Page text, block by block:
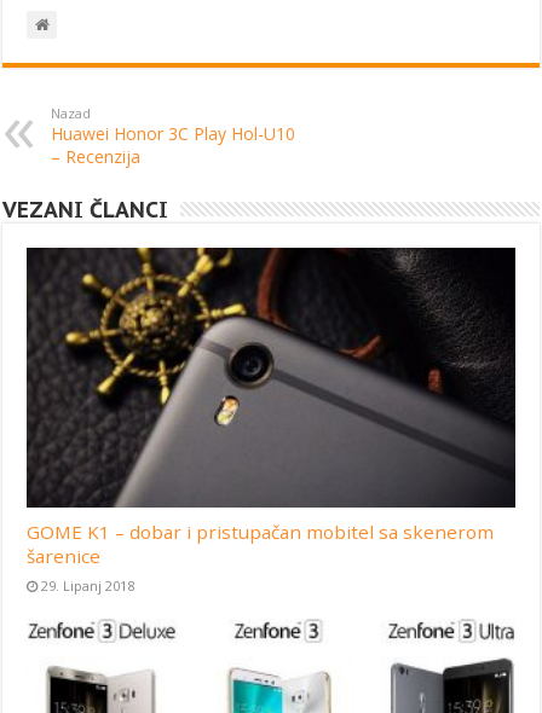
Nazad
Huawei Honor 3C Play Hol-U10
– Recenzija
VEZANI ČLANCI
GOME K1 – dobar i pristupačan mobitel sa skenerom
šarenice
29. Lipanj 2018